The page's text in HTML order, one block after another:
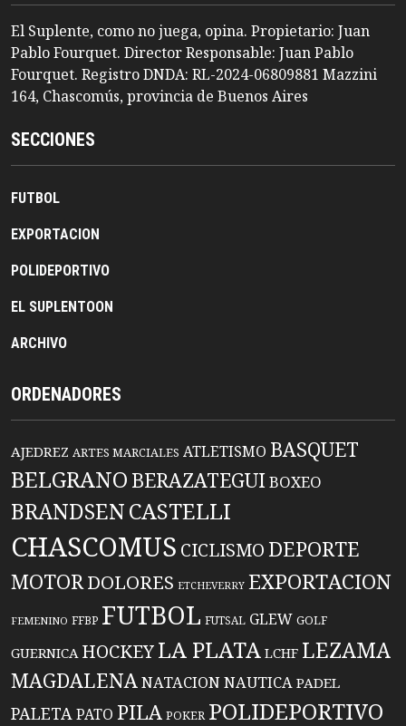
El Suplente, como no juega, opina. Propietario: Juan
Pablo Fourquet. Director Responsable: Juan Pablo
Fourquet. Registro DNDA: RL-2024-06809881 Mazzini
164, Chascomús, provincia de Buenos Aires
SECCIONES
FUTBOL
EXPORTACION
POLIDEPORTIVO
EL SUPLENTOON
ARCHIVO
ORDENADORES
AJEDREZ ARTES MARCIALES ATLETISMO BASQUET
BELGRANO BERAZATEGUIBOXEO
BRANDSENCASTELLI
CHASCOMUS CICLISMO DEPORTE
MOTORDOLORES ETCHEVERRY EXPORTACION
FEMENINO FFBP FUTBOL FUTSAL GLEW GOLF
GUERNICA HOCKEYLA PLATA LCHF LEZAMA
MAGDALENANATACIONNAUTICA PADEL
PALETA PATO PILA POKER POLIDEPORTIVO